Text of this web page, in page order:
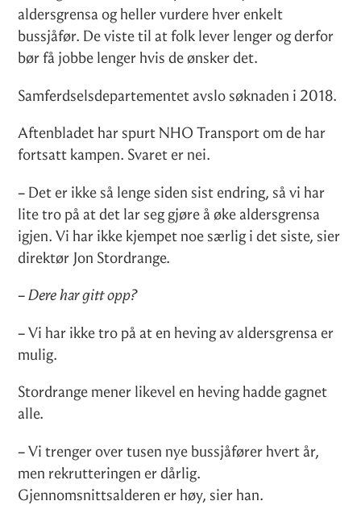
aldersgrensa og heller vurdere hver enkelt
bussjåfør. De viste til at folk lever lenger og derfor
bør få jobbe lenger hvis de ønsker det.
Samferdselsdepartementet avslo søknaden i 2018.
Aftenbladet har spurt NHO Transport om de har
fortsatt kampen. Svaret er nei.
– Det er ikke så lenge siden sist endring, så vi har
lite tro på at det lar seg gjøre å øke aldersgrensa
igjen. Vi har ikke kjempet noe særlig i det siste, sier
direktør Jon Stordrange.
–Dere har gitt opp?
– Vi har ikke tro på at en heving av aldersgrensa er
mulig.
Stordrange mener likevel en heving hadde gagnet
alle.
– Vi trenger over tusen nye bussjåfører hvert år,
men rekrutteringen er dårlig.
Gjennomsnittsalderen er høy, sier han.